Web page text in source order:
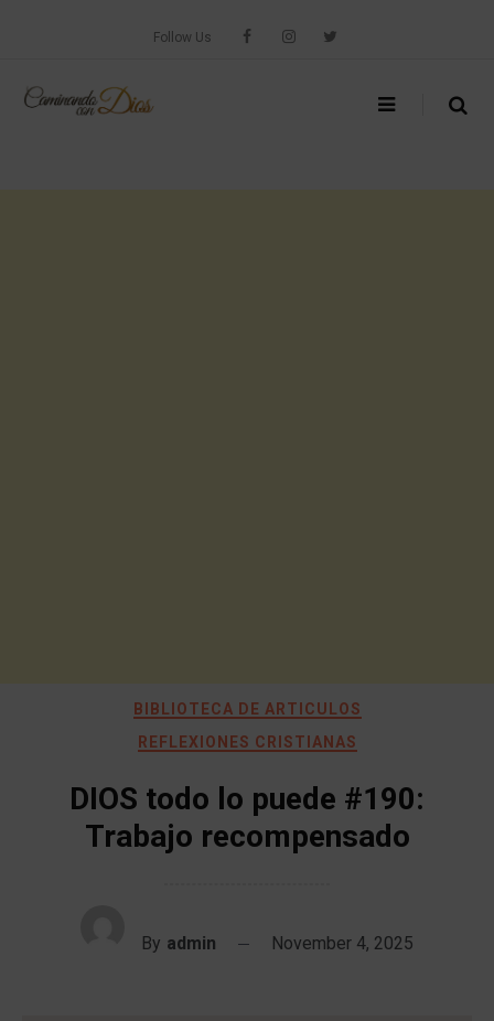
Follow Us
BIBLIOTECA DE ARTICULOS
REFLEXIONES CRISTIANAS
DIOS todo lo puede #190:
Trabajo recompensado
By admin November 4, 2025